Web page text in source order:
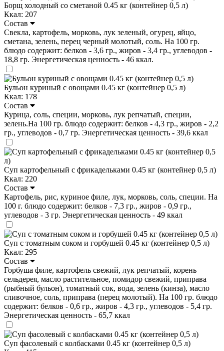
Борщ холодный со сметаной 0.45 кг (контейнер 0,5 л)
Ккал: 207
Состав
Свекла, картофель, морковь, лук зеленый, огурец, яйцо,
сметана, зелень, перец черный молотый, соль. На 100 гр.
блюдо содержит: белков - 3,6 гр., жиров - 3,4 гр., углеводов -
18,8 гр. Энергетическая ценность - 46 ккал.
Бульон куриный с овощами 0.45 кг (контейнер 0,5 л)
Ккал: 178
Состав
Курица, соль, специи, морковь, лук репчатый, специи,
зелень.На 100 гр. блюдо содержит: белков - 4,3 гр., жиров - 2,2
гр., углеводов - 0,7 гр. Энергетическая ценность - 39,6 ккал
Суп картофельный с фрикадельками 0.45 кг (контейнер 0,5 л)
Ккал: 220
Состав
Картофель, рис, куриное филе, лук, морковь, соль, специи. На
100 г. блюдо содержит: белков - 7,3 гр., жиров - 0,9 гр.,
углеводов - 3 гр. Энергетическая ценность - 49 ккал
Суп с томатным соком и горбушей 0.45 кг (контейнер 0,5 л)
Ккал: 295
Состав
Горбуша филе, картофель свежий, лук репчатый, корень
сельдерея, масло растительное, помидор свежий, приправа
(рыбный бульон), томатный сок, вода, зелень (кинза), масло
сливочное, соль, приправа (перец молотый). На 100 гр. блюдо
содержит: белков - 0,6 гр., жиров - 4,3 гр., углеводов - 5,4 гр.
Энергетическая ценность - 65,7 ккал
Суп фасолевый с колбасками 0.45 кг (контейнер 0,5 л)